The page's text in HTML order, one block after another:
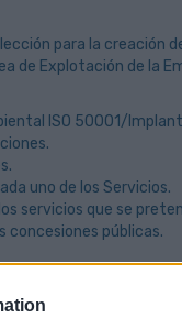
para la creación
de Explotación de la
ISO 50001/
uno de los Servicios.
servicios que se
públicas.
económicos
control económico de